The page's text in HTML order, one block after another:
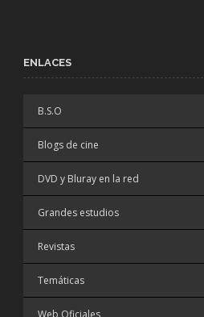
ENLACES
B.S.O
Blogs de cine
DVD y Bluray en la red
Grandes estudios
Revistas
Temáticas